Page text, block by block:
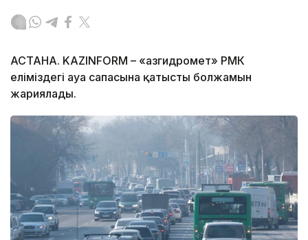
АСТАНА. KAZINFORM – «Қазгидромет» РМК
еліміздегі ауа сапасына қатысты болжамын
жариялады.